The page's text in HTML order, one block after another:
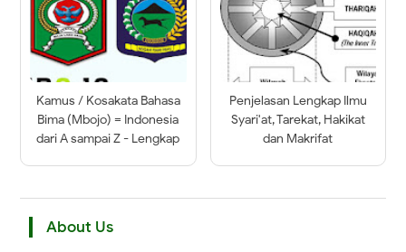
Kamus / Kosakata Bahasa
Bima (Mbojo) = Indonesia
dari A sampai Z - Lengkap
Penjelasan Lengkap Ilmu
Syari'at, Tarekat, Hakikat
dan Makrifat
About Us